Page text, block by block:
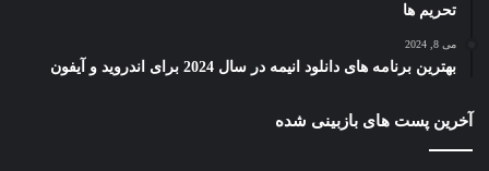
تحریم ها
می 8, 2024
بهترین برنامه های دانلود انیمه در سال 2024 برای اندروید و آیفون
آخرین پست های بازبینی شده